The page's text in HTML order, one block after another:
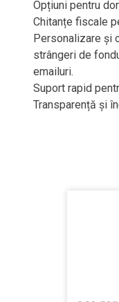
Opțiuni pentru
Chitanțe fiscale
Personalizare și
strângeri de
emailuri.
Suport rapid
Transparență și